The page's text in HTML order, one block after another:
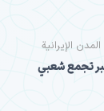
الإيرانية
تجمع شعبي